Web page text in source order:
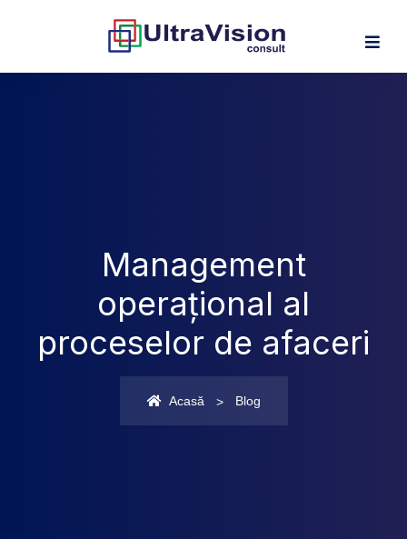
Management
operațional al
proceselor de afaceri
Acasă Blog